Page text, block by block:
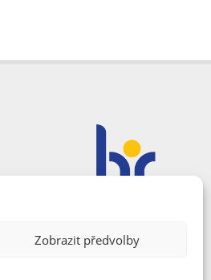
Zobrazit předvolby